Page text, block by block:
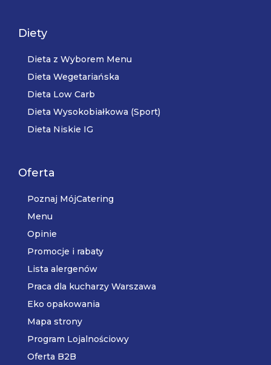
Diety
Dieta z Wyborem Menu
Dieta Wegetariańska
Dieta Low Carb
Dieta Wysokobiałkowa (Sport)
Dieta Niskie IG
Oferta
Poznaj MójCatering
Menu
Opinie
Promocje i rabaty
Lista alergenów
Praca dla kucharzy Warszawa
Eko opakowania
Mapa strony
Program Lojalnościowy
Oferta B2B